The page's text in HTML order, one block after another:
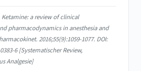
a review of clinical
pharmacodynamics in anesthesia and
2016;55(9):1059-1077. DOI:
6 [Systematischer Review,
Analgesie]